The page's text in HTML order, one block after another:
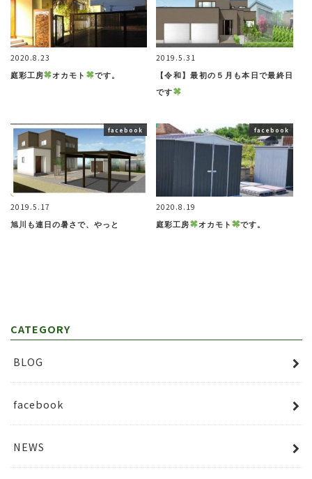
2020.8.23
庭彩工房 オカモト です。
2019.5.31
【令和】最初の５月も本日で最終日
です
facebook
2019.5.17
旭川も連日の暑さで、やっと
facebook
2020.8.19
庭彩工房 オカモト です。
CATEGORY
BLOG
facebook
NEWS